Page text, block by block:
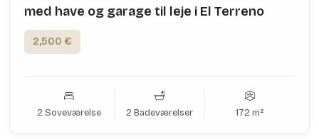
med have og garage til leje i El Terreno
2,500 €
2 Soveværelse 2 Badeværelser 172 m²